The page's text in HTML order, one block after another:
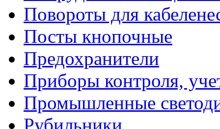
Повороты для
Посты кнопочные
Предохранители
Приборы контроля,
Промышленные